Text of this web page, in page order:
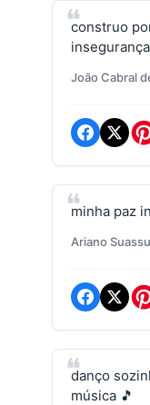
construo
João Cabral
minha paz
Ariano
danço
música 🎵